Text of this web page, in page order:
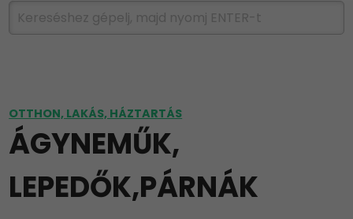
OTTHON, LAKÁS, HÁZTARTÁS
ÁGYNEMŰK,
LEPEDŐK,PÁRNÁK